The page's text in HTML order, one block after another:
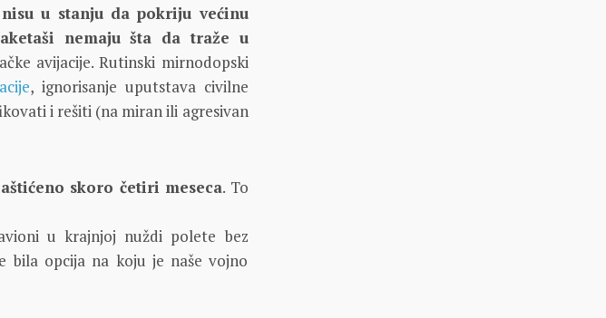
nisu u stanju da pokriju većinu
nemaju šta da traže u
avijacije. Rutinski mirnodopski
, ignorisanje uputstava civilne
i rešiti (na miran ili agresivan
skoro četiri meseca. To
u krajnjoj nuždi polete bez
bila opcija na koju je naše vojno